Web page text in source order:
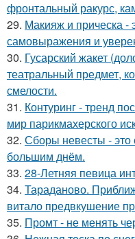
фронтальный ракурс,
29. Макияж и прическа
самовыражения и
30. Гусарский жакет
театральный предмет,
смелости.
31. Контуринг - тренд
мир парикмахерского
32. Сборы невесты - это
большим днём.
33. 28-Летняя певица
34. Тараданово.
витало предвкушение
35. Промт - не менять